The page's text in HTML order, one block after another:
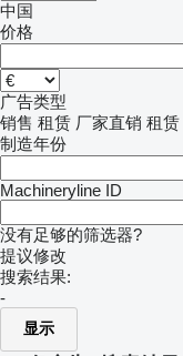
中国
价格
广告类型
销售 租赁 厂家直销 租赁
制造年份
Machineryline ID
没有足够的筛选器?
提议修改
搜索结果:
-
显示